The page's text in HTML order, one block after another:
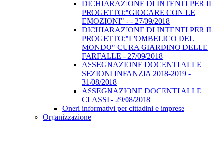
DICHIARAZIONE DI INTENTI PER IL
PROGETTO:"GIOCARE CON LE
EMOZIONI" - - 27/09/2018
DICHIARAZIONE DI INTENTI PER IL
PROGETTO:"L'OMBELICO DEL
MONDO" CURA GIARDINO DELLE
FARFALLE - 27/09/2018
ASSEGNAZIONE DOCENTI ALLE
SEZIONI INFANZIA 2018-2019 -
31/08/2018
ASSEGNAZIONE DOCENTI ALLE
CLASSI - 29/08/2018
Oneri informativi per cittadini e imprese
Organizzazione